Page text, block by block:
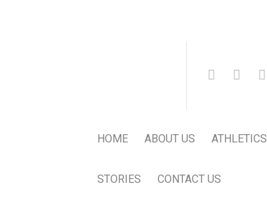
HOME ABOUT US ATHLETICS
STORIES CONTACT US